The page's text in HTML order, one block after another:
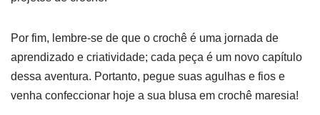
Por fim, lembre-se de que o crochê é uma jornada de
aprendizado e criatividade; cada peça é um novo capítulo
dessa aventura. Portanto, pegue suas agulhas e fios e
venha confeccionar hoje a sua blusa em crochê maresia!